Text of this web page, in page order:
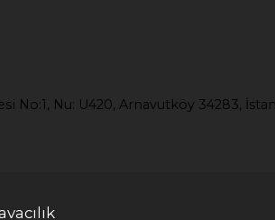
No:1, Nu: U420, Arnavutköy 34283,